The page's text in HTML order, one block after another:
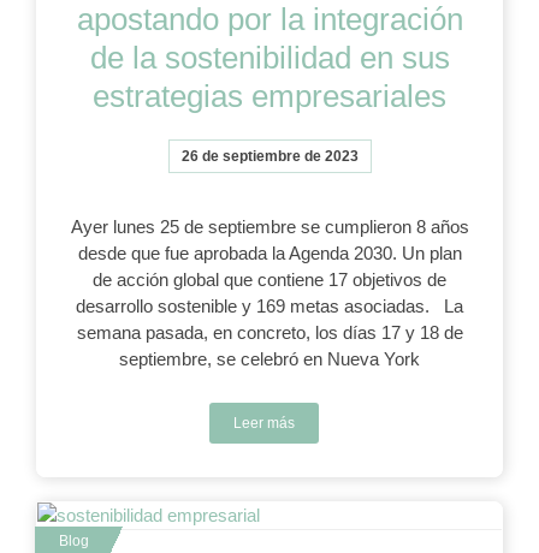
apostando por la integración
de la sostenibilidad en sus
estrategias empresariales
26 de septiembre de 2023
Ayer lunes 25 de septiembre se cumplieron 8 años
desde que fue aprobada la Agenda 2030. Un plan
de acción global que contiene 17 objetivos de
desarrollo sostenible y 169 metas asociadas. La
semana pasada, en concreto, los días 17 y 18 de
septiembre, se celebró en Nueva York
Leer más